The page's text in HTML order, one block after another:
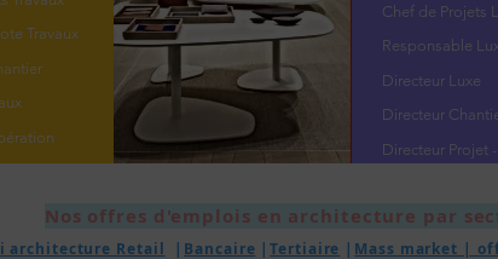
Travaux
Chef de Projets
Responsable
Directeur Luxe
Directeur
Directeur Projet
Nos offres d'emplois en architecture par
architecture Retail | Bancaire |Tertiaire | Mass market |